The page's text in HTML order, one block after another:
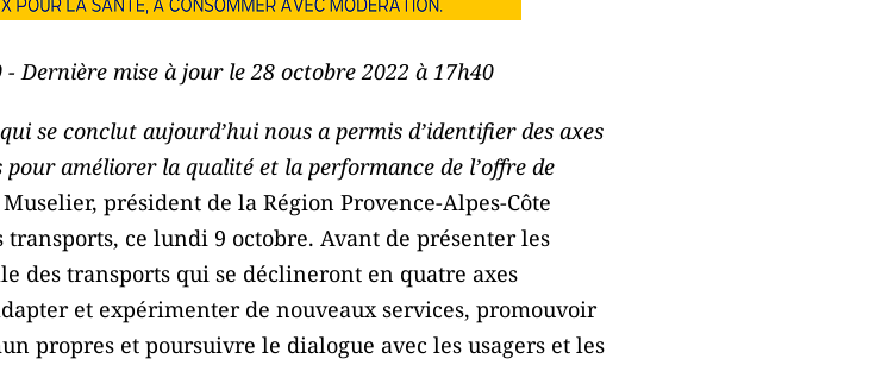
Dernière mise à jour le 28 octobre 2022 à 17h40
se conclut aujourd’hui nous a permis d’identifier des axes
améliorer la qualité et la performance de l’offre de
président de la Région Provence-Alpes-Côte
transports, ce lundi 9 octobre. Avant de présenter les
des transports qui se déclineront en quatre axes
et expérimenter de nouveaux services, promouvoir
propres et poursuivre le dialogue avec les usagers et les